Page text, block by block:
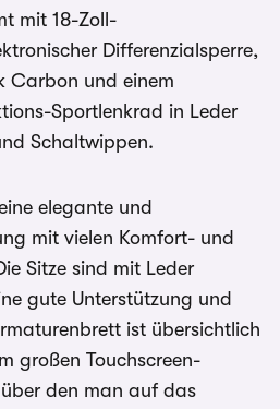
mit 18-Zoll-
Differenzialsperre,
Carbon und einem
Sportlenkrad in Leder
Schaltwippen.
elegante und
mit vielen Komfort- und
Sitze sind mit Leder
gute Unterstützung und
ist übersichtlich
großen Touchscreen-
den man auf das